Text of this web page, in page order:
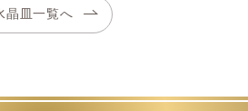
晶皿一覧へ